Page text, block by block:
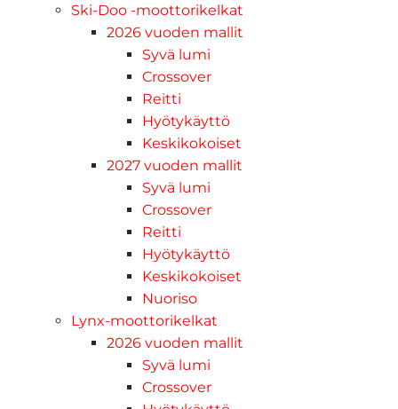
Ski-Doo -moottorikelkat
2026 vuoden mallit
Syvä lumi
Crossover
Reitti
Hyötykäyttö
Keskikokoiset
2027 vuoden mallit
Syvä lumi
Crossover
Reitti
Hyötykäyttö
Keskikokoiset
Nuoriso
Lynx-moottorikelkat
2026 vuoden mallit
Syvä lumi
Crossover